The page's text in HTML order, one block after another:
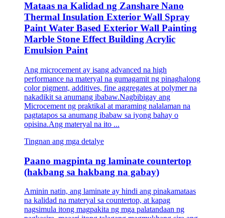
Mataas na Kalidad ng Zanshare Nano
Thermal Insulation Exterior Wall Spray
Paint Water Based Exterior Wall Painting
Marble Stone Effect Building Acrylic
Emulsion Paint
Ang microcement ay isang advanced na high
performance na materyal na gumagamit ng pinaghalong
color pigment, additives, fine aggregates at polymer na
nakadikit sa anumang ibabaw.Nagbibigay ang
Microcement ng praktikal at maraming nalalaman na
pagtatapos sa anumang ibabaw sa iyong bahay o
opisina.Ang materyal na ito ...
Tingnan ang mga detalye
Paano magpinta ng laminate countertop
(hakbang sa hakbang na gabay)
Aminin natin, ang laminate ay hindi ang pinakamataas
na kalidad na materyal sa countertop, at kapag
nagsimula itong magpakita ng mga palatandaan ng